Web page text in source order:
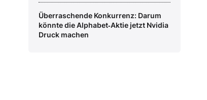
Überraschende Konkurrenz: Darum
könnte die Alphabet‑Aktie jetzt Nvidia
Druck machen